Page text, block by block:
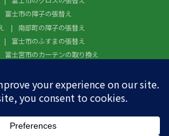
富士市の障子の張替え
南部町の障子の張替え
富士市のふすまの張替え
富士宮市のカーテンの取り換え
沼津市のガラスフィルム施工
ム施工
南部町のガラスフィルム施工
替え